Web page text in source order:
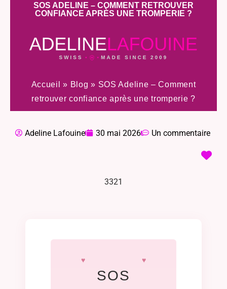
SOS ADELINE – COMMENT RETROUVER
CONFIANCE APRÈS UNE TROMPERIE ?
Accueil » Blog » SOS Adeline – Comment
retrouver confiance après une tromperie ?
Adeline Lafouine 30 mai 2026 Un commentaire
3321
SOS